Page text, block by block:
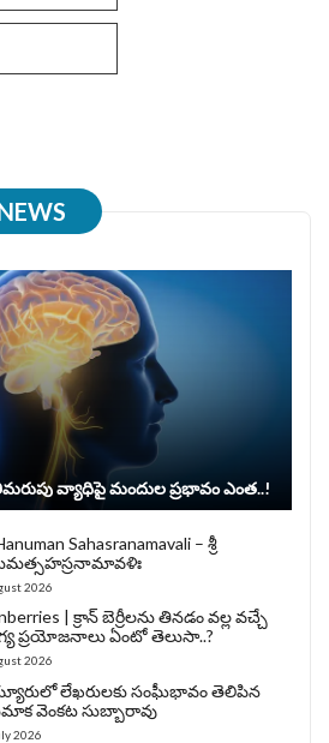
వ్యాధిపై మందుల ప్రభావం ఎంత..!
Sahasranamavali – శ్రీ
2026
| క్రాన్ బెర్రీల‌ను తిన‌డం వ‌ల్ల వచ్చే
ప్రయోజనాలు ఏంటో తెలుసా..?
2026
లేఖరులకు సంఘీభావం తెలిపిన
వెంకట సుబ్బారావు
2026